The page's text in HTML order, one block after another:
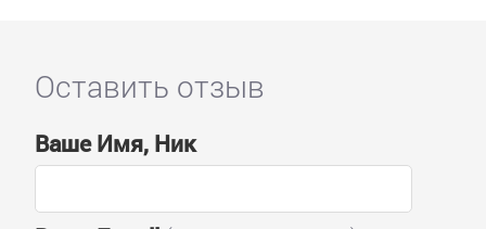
Оставить отзыв
Ваше Имя, Ник